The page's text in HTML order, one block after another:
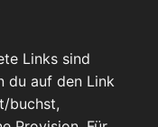
Links sind
du auf den Link
buchst,